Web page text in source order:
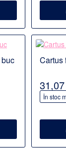
Detalii
Cartus
În stoc